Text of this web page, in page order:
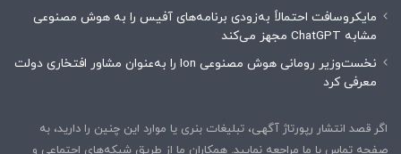
مایکروسافت احتمالاً به‌زودی برنامه‌های آفیس را به هوش مصنوعی
مشابه ChatGPT مجهز می‌کند
نخست‌وزیر رومانی هوش مصنوعی Ion را به‌عنوان مشاور افتخاری دولت
معرفی کرد
اگر قصد انتشار رپورتاژ آگهی، تبلیغات بنری یا موارد این چنین را دارید، به